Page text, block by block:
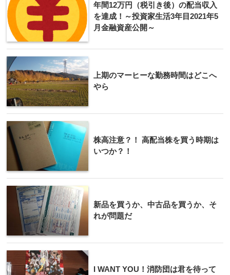
年間12万円（税引き後）の配当収入
を達成！～投資家生活3年目2021年5
月金融資産公開～
上期のマーヒーな勤務時間はどこへ
やら
株高注意？！ 高配当株を買う時期は
いつか？！
新品を買うか、中古品を買うか、そ
れが問題だ
I WANT YOU！消防団は君を待って